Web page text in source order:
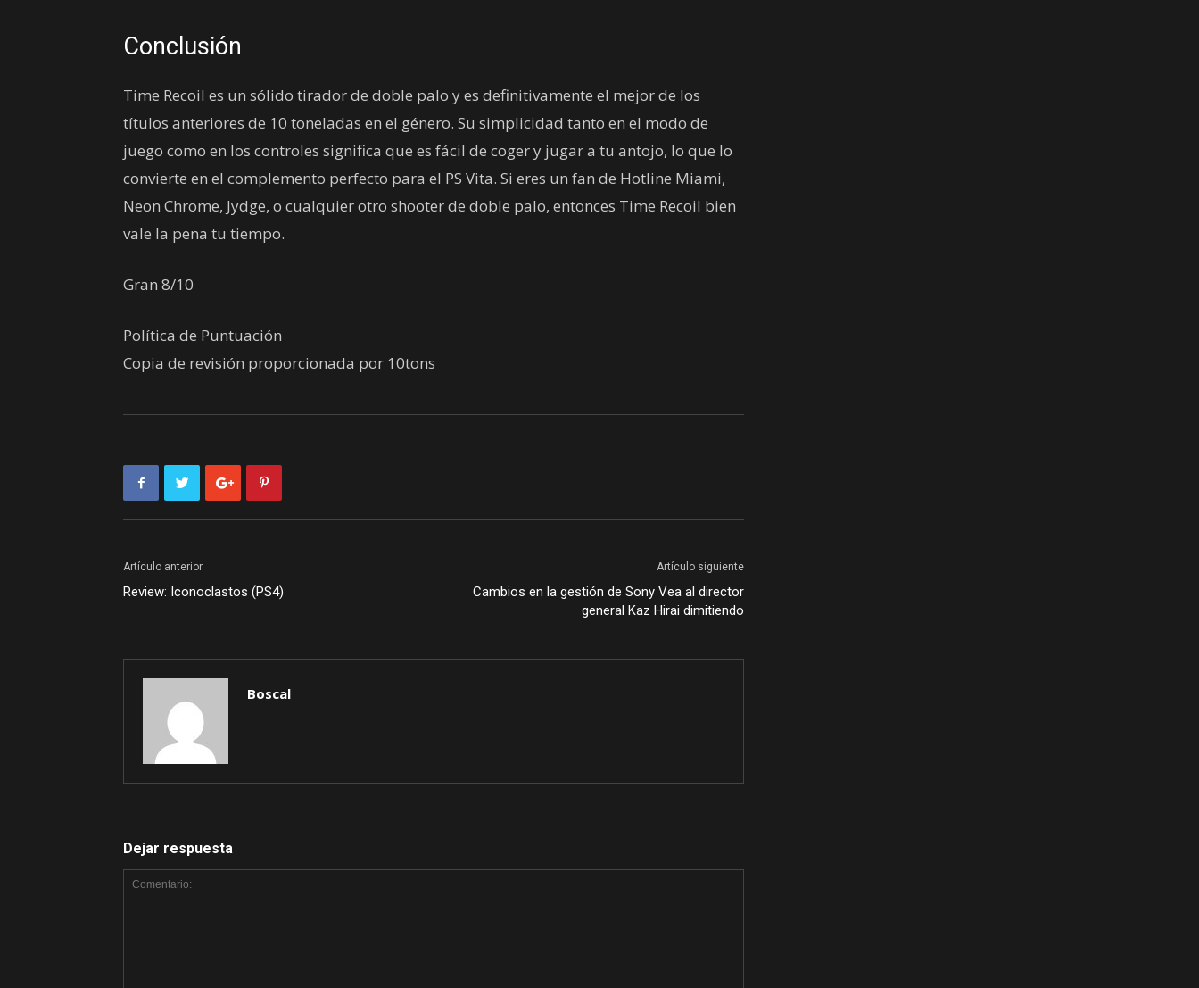
Conclusión
Time Recoil es un sólido tirador de doble palo y es definitivamente el mejor de los
títulos anteriores de 10 toneladas en el género. Su simplicidad tanto en el modo de
juego como en los controles significa que es fácil de coger y jugar a tu antojo, lo que lo
convierte en el complemento perfecto para el PS Vita. Si eres un fan de Hotline Miami,
Neon Chrome, Jydge, o cualquier otro shooter de doble palo, entonces Time Recoil bien
vale la pena tu tiempo.
Gran 8/10
Política de Puntuación
Copia de revisión proporcionada por 10tons
Artículo anterior
Review: Iconoclastos (PS4)
Artículo siguiente
Cambios en la gestión de Sony Vea al director
general Kaz Hirai dimitiendo
Boscal
Dejar respuesta